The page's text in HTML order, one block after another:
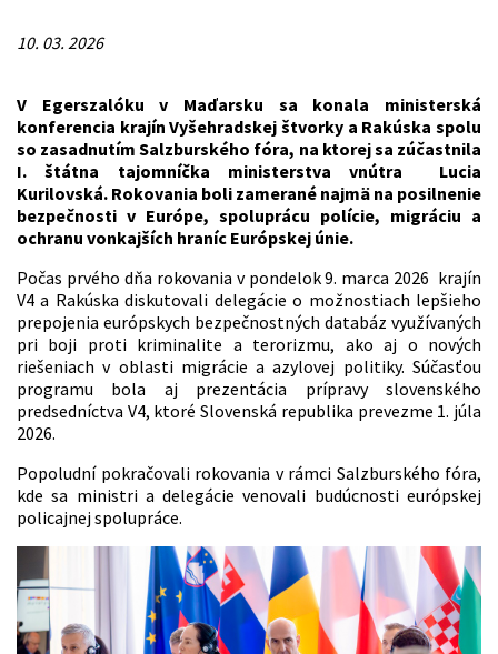
10. 03. 2026
V Egerszalóku v Maďarsku sa konala ministerská
konferencia krajín Vyšehradskej štvorky a Rakúska spolu
so zasadnutím Salzburského fóra, na ktorej sa zúčastnila
I. štátna tajomníčka ministerstva vnútra Lucia
Kurilovská. Rokovania boli zamerané najmä na posilnenie
bezpečnosti v Európe, spoluprácu polície, migráciu a
ochranu vonkajších hraníc Európskej únie.
Počas prvého dňa rokovania v pondelok 9. marca 2026 krajín
V4 a Rakúska diskutovali delegácie o možnostiach lepšieho
prepojenia európskych bezpečnostných databáz využívaných
pri boji proti kriminalite a terorizmu, ako aj o nových
riešeniach v oblasti migrácie a azylovej politiky. Súčasťou
programu bola aj prezentácia prípravy slovenského
predsedníctva V4, ktoré Slovenská republika prevezme 1. júla
2026.
Popoludní pokračovali rokovania v rámci Salzburského fóra,
kde sa ministri a delegácie venovali budúcnosti európskej
policajnej spolupráce.